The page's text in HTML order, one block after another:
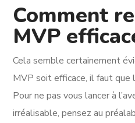
Comment
MVP
Cela semble certainement
MVP soit efficace, il faut
Pour ne pas vous lancer à
irréalisable, pensez au